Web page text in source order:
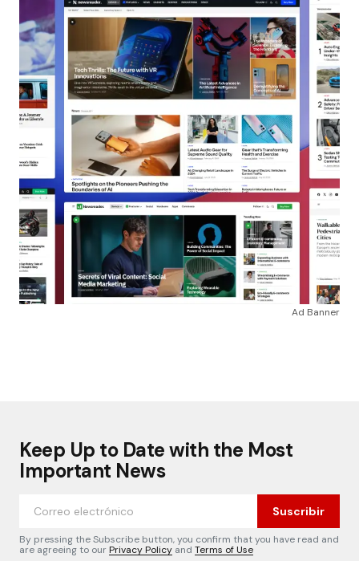
Ad Banner
Keep Up to Date with the Most
Important News
Suscribir
By pressing the Subscribe button, you confirm that you have read and
are agreeing to ourPrivacy Policy and Terms of Use